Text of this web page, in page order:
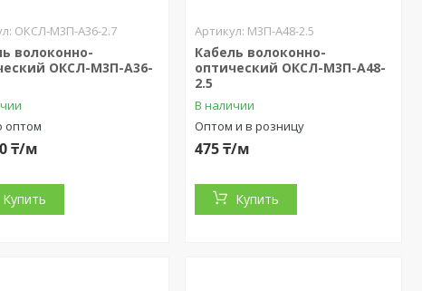
ОКСЛ-М3П-А36-2.7
волоконно-
ОКСЛ-М3П-А36-
оптом
₸/м
Купить
М3П-А48-2.5
Кабель волоконно-
оптический ОКСЛ-М3П-А48-
2.5
В наличии
Оптом и в розницу
475 ₸/м
Купить